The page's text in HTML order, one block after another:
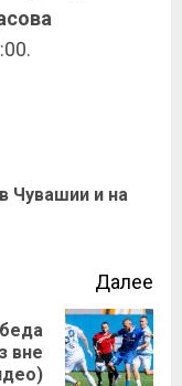
Чувашии и на
Далее
вне